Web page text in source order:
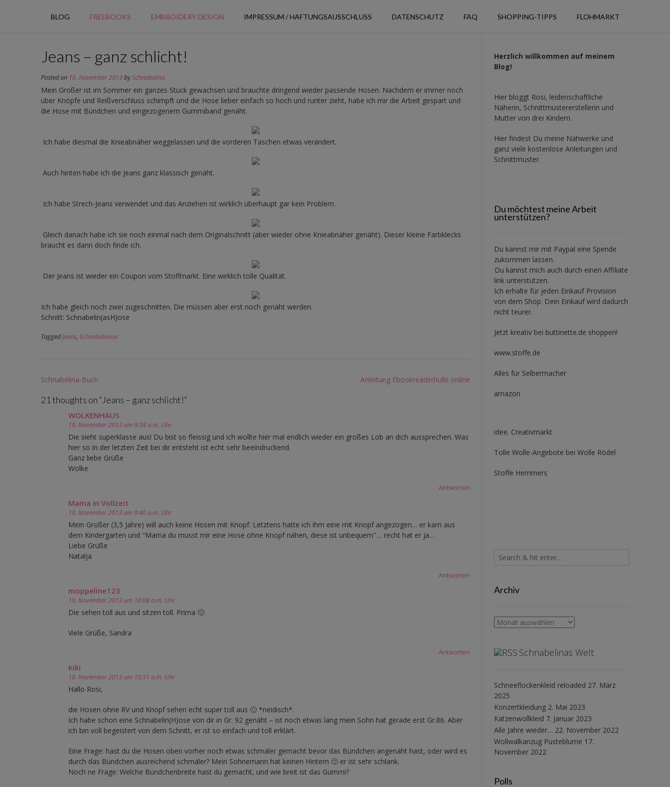
BLOG FREEBOOKS EMBROIDERY DESIGN IMPRESSUM / HAFTUNGSAUSSCHLUSS DATENSCHUTZ FAQ SHOPPING-TIPPS FLOHMARKT
Jeans – ganz schlicht!
Posted on 10. November 2013bySchnabelina
Mein Großer ist im Sommer ein ganzes Stück gewachsen und brauchte dringend wieder passende Hosen. Nachdem er immer noch
über Knöpfe und Reißverschluss schimpft und die Hose lieber einfach so hoch und runter zieht, habe ich mir die Arbeit gespart und
die Hose mit Bündchen und eingezogenem Gummiband genäht.
Ich habe diesmal die Knieabnäher weggelassen und die vorderen Taschen etwas verändert.
Auch hinten habe ich die Jeans ganz klassisch genäht.
Ich habe Strech-Jeans verwendet und das Anziehen ist wirklich überhaupt gar kein Problem.
Gleich danach habe ich sie noch einmal nach dem Originalschnitt (aber wieder ohne Knieabnäher genäht). Dieser kleine Farbklecks
braucht es dann doch finde ich.
Der Jeans ist wieder ein Coupon vom Stoffmarkt. Eine wirklich tolle Qualität.
Ich habe gleich noch zwei zugeschnitten. Die müssen aber erst noch genäht werden.
Schnitt: Schnabelin(asH)ose
TaggedJeans, Schnabelinose
Post
Schnabelina-Buch Anleitung Ebookreaderhülle online
21 thoughts on “ Jeans – ganz schlicht!”
WOLKENHAUS
10. November 2013 um 9:38 a.m. Uhr
Die sieht superklasse aus! Du bist so fleissig und ich wollte hier mal endlich wieder ein großes Lob an dich aussprechen. Was
hier so in der letzten Zeit bei dir entsteht ist echt sehr beeindruckend.
Ganz liebe Grüße
Wolke
Antworten
Mama in Vollzeit
10. November 2013 um 9:40 a.m. Uhr
Mein Großer (3,5 Jahre) will auch keine Hosen mit Knopf. Letztens hatte ich ihm eine mit Knopf angezogen… er kam aus
dem Kindergarten und "Mama du musst mir eine Hose ohne Knopf nähen, diese ist unbequem"… recht hat er ja…
Liebe Grüße
Natalja
Antworten
moppeline123
10. November 2013 um 10:08 a.m. Uhr
Die sehen toll aus und sitzen toll. Prima 🙂
Viele Grüße, Sandra
Antworten
Kiki
10. November 2013 um 10:51 a.m. Uhr
Hallo Rosi,
die Hosen ohne RV und Knopf sehen echt super toll aus 🙂 *neidisch*.
Ich habe schon eine Schnabelin(H)ose von dir in Gr. 92 genäht – ist noch etwas lang mein Sohn hat gerade erst Gr.86. Aber
ich bin voll begeistert von dem Schnitt, er ist so einfach und toll erklärt.
Eine Frage: hast du die Hosen oben vorher noch etwas schmäler gemacht bevor das Bündchen angenäht hast, oder wird es
durch das Bündchen ausreichend schmäler? Mein Sohnemann hat keinen Hintern 🙂 er ist sehr schlank.
Noch ne Frage: Welche Bündchenbreite hast du gemacht, und wie breit ist das Gummi?
Herzlich willkommen auf meinem
Blog!
Hier bloggt Rosi, leidenschaftliche
Näherin, Schnittmustererstellerin und
Mutter von drei Kindern.
Hier findest Du meine Nähwerke und
ganz viele kostenlose Anleitungen und
Schnittmuster.
Du möchtest meine Arbeit
unterstützen?
Du kannst mir mit Paypal eine Spende
zukommen lassen.
Du kannst mich auch durch einen Affiliate
link unterstützen.
Ich erhalte für jeden Einkauf Provision
von dem Shop. Dein Einkauf wird dadurch
nicht teurer.
Jetzt kreativ bei buttinette.de shoppen!
www.stoffe.de
Alles für Selbermacher
amazon
idee. Creativmarkt
Tolle Wolle-Angebote bei Wolle Rödel
Stoffe Hemmers
Archiv
Archiv
Schnabelinas Welt
Schneeflockenkleid reloaded 27. März
2025
Konzertkleidung 2. Mai 2023
Katzenwollkleid 7. Januar 2023
Alle Jahre wieder… 22. November 2022
Wollwalkanzug Pusteblume 17.
November 2022
Polls